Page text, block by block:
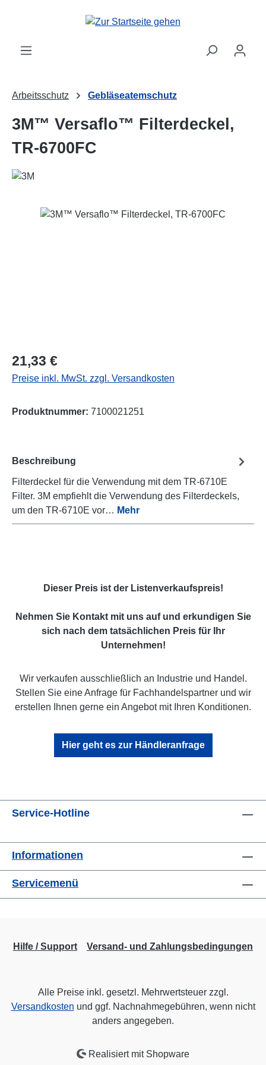
Zum Hauptinhalt springen
Arbeitsschutz Gebläseatemschutz
3M™ Versaflo™ Filterdeckel,
TR-6700FC
Bildergalerie überspringen
Regulärer Preis:
21,33 €
Preise inkl. MwSt. zzgl. Versandkosten
Produktnummer: 7100021251
Beschreibung
Filterdeckel für die Verwendung mit dem TR-6710E
Filter. 3M empfiehlt die Verwendung des Filterdeckels,
um den TR-6710E vor… Mehr
Dieser Preis ist der Listenverkaufspreis!
Nehmen Sie Kontakt mit uns auf und erkundigen Sie
sich nach dem tatsächlichen Preis für Ihr
Unternehmen!
Wir verkaufen ausschließlich an Industrie und Handel.
Stellen Sie eine Anfrage für Fachhandelspartner und wir
erstellen Ihnen gerne ein Angebot mit Ihren Konditionen.
Hier geht es zur Händleranfrage
Service-Hotline
Informationen
Servicemenü
Hilfe / Support Versand- und Zahlungsbedingungen
Alle Preise inkl. gesetzl. Mehrwertsteuer zzgl.
Versandkosten und ggf. Nachnahmegebühren, wenn nicht
anders angegeben.
Realisiert mit Shopware